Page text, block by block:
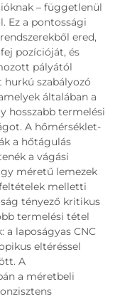
– függetlenül
Ez a pontossági
ered,
pozícióját, és
pályától
szabályozó
általában a
hosszabb termelési
A hőmérséklet-
a hőtágulás
a vágási
méretű lemezek
melletti
tényező kritikus
termelési tétel
a laposágyas CNC
eltéréssel
A
a méretbeli